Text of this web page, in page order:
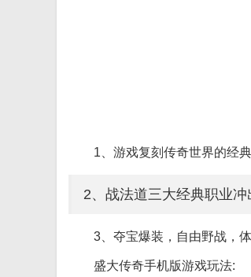
1、游戏复刻传奇世界的经
2、战法道三大经典职业
3、夺宝爆装，自由野战，
盛大传奇手机版游戏玩法: